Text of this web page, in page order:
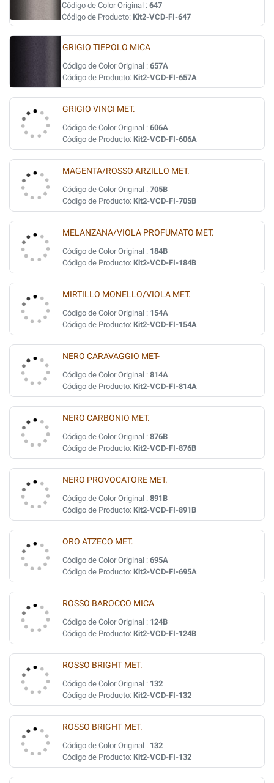
Código de Color Original : 647
Código de Producto: Kit2-VCD-FI-647
GRIGIO TIEPOLO MICA
Código de Color Original : 657A
Código de Producto: Kit2-VCD-FI-657A
GRIGIO VINCI MET.
Código de Color Original : 606A
Código de Producto: Kit2-VCD-FI-606A
MAGENTA/ROSSO ARZILLO MET.
Código de Color Original : 705B
Código de Producto: Kit2-VCD-FI-705B
MELANZANA/VIOLA PROFUMATO MET.
Código de Color Original : 184B
Código de Producto: Kit2-VCD-FI-184B
MIRTILLO MONELLO/VIOLA MET.
Código de Color Original : 154A
Código de Producto: Kit2-VCD-FI-154A
NERO CARAVAGGIO MET-
Código de Color Original : 814A
Código de Producto: Kit2-VCD-FI-814A
NERO CARBONIO MET.
Código de Color Original : 876B
Código de Producto: Kit2-VCD-FI-876B
NERO PROVOCATORE MET.
Código de Color Original : 891B
Código de Producto: Kit2-VCD-FI-891B
ORO ATZECO MET.
Código de Color Original : 695A
Código de Producto: Kit2-VCD-FI-695A
ROSSO BAROCCO MICA
Código de Color Original : 124B
Código de Producto: Kit2-VCD-FI-124B
ROSSO BRIGHT MET.
Código de Color Original : 132
Código de Producto: Kit2-VCD-FI-132
ROSSO BRIGHT MET.
Código de Color Original : 132
Código de Producto: Kit2-VCD-FI-132